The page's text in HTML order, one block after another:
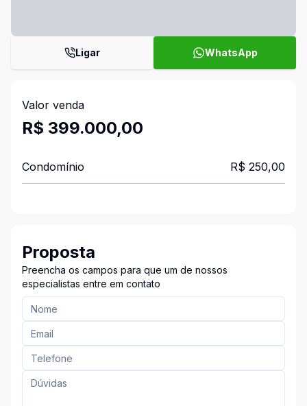
Ligar WhatsApp
Valor venda
R$ 399.000,00
Condomínio R$ 250,00
Proposta
Preencha os campos para que um de nossos
especialistas entre em contato